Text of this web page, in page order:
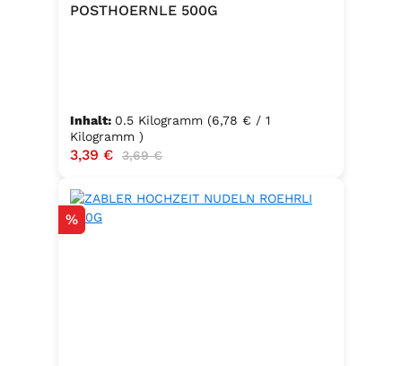
POSTHOERNLE 500G
Inhalt: 0.5 Kilogramm (6,78 € / 1
Kilogramm )
Verkaufspreis:
3,39 € Regulärer Preis:
3,69 €
Rabatt
%